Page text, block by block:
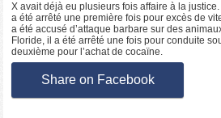
X avait déjà eu plusieurs fois affaire à la justice.
a été arrêté une première fois pour excès de
a été accusé d’attaque barbare sur des
Floride, il a été arrêté une fois pour conduite
deuxième pour l’achat de cocaïne.
Share on Facebook